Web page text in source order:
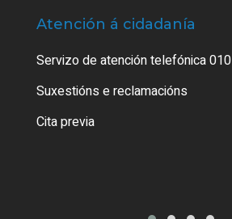
Atención á cidadanía
Servizo de atención telefónica 010
Suxestións e reclamacións
Cita previa